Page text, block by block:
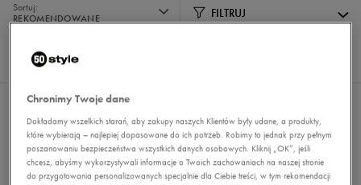
Sortuj:
REKOMENDOWANE
FILTRUJ
Nie wybrano filtrów
Chronimy Twoje dane
Dokładamy wszelkich starań, aby zakupy naszych Klientów były udane, a produkty,
które wybierają – najlepiej dopasowane do ich potrzeb. Robimy to jednak przy pełnym
poszanowaniu bezpieczeństwa wszystkich danych osobowych. Kliknij „OK”, jeśli
chcesz, abyśmy wykorzystywali informacje o Twoich zachowaniach na naszej stronie
do przygotowania personalizowanych specjalnie dla Ciebie treści, w tym rekomendacji